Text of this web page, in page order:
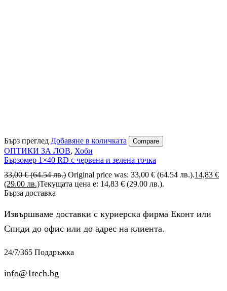
Бърз преглед Добавяне в количката Compare
ОПТИКИ ЗА ЛОВ, Хоби
Бързомер 1×40 RD с червена и зелена точка
33,00€ (64.54 лв.) Original price was: 33,00 € (64.54 лв.).14,83 €
(29.00 лв.)Текущата цена е: 14,83 € (29.00 лв.).
Бърза доставка
Извършваме доставки с куриерска фирма Еконт или
Спиди до офис или до адрес на клиента.
24/7/365 Поддръжка
info@1tech.bg